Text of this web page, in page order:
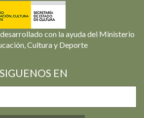
con la ayuda del Ministerio
Cultura y Deporte
SIGUENOS EN